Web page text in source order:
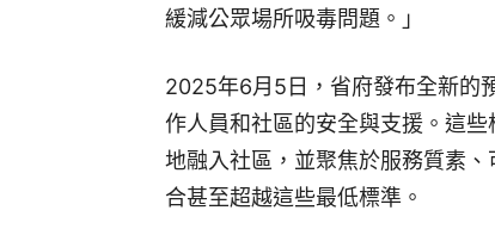
緩減公眾場所吸毒問題。」
2025年6月5日，省府發布全新的
作人員和社區的安全與支援。這
地融入社區，並聚焦於服務質素
合甚至超越這些最低標準。